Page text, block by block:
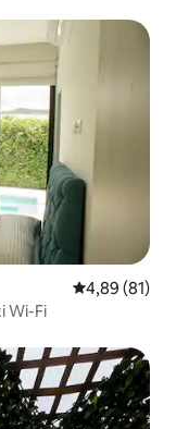
4,89 ud af 5 i
4,89 (81)
Wi-Fi